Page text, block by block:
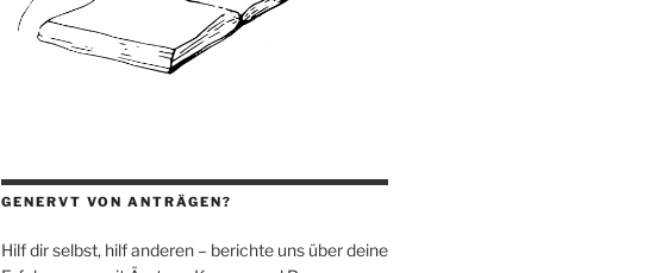
GENERVT VON ANTRÄGEN?
Hilf dir selbst, hilf anderen – berichte uns über deine